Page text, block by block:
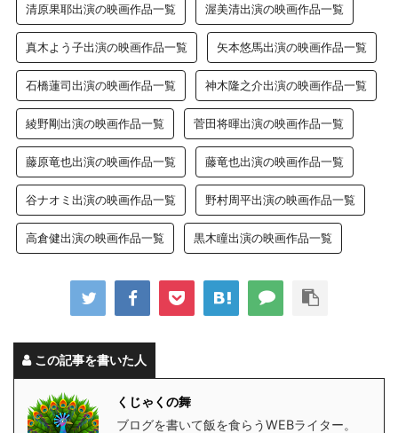
清原果耶出演の映画作品一覧 渥美清出演の映画作品一覧
真木よう子出演の映画作品一覧 矢本悠馬出演の映画作品一覧
石橋蓮司出演の映画作品一覧 神木隆之介出演の映画作品一覧
綾野剛出演の映画作品一覧 菅田将暉出演の映画作品一覧
藤原竜也出演の映画作品一覧 藤竜也出演の映画作品一覧
谷ナオミ出演の映画作品一覧 野村周平出演の映画作品一覧
高倉健出演の映画作品一覧 黒木瞳出演の映画作品一覧
この記事を書いた人
くじゃくの舞
ブログを書いて飯を食らうWEBライター。